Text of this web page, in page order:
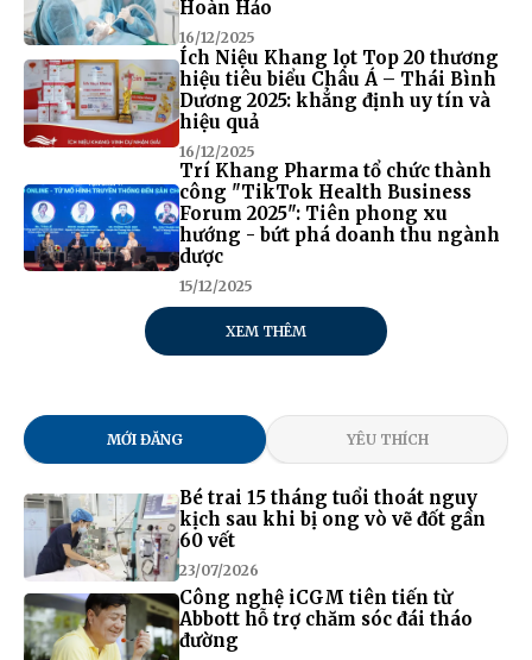
Hoàn Hảo
16/12/2025
Ích Niệu Khang lọt Top 20 thương
hiệu tiêu biểu Châu Á – Thái Bình
Dương 2025: khẳng định uy tín và
hiệu quả
16/12/2025
Trí Khang Pharma tổ chức thành
công "TikTok Health Business
Forum 2025": Tiên phong xu
hướng - bứt phá doanh thu ngành
dược
15/12/2025
XEM THÊM
MỚI ĐĂNG YÊU THÍCH
Bé trai 15 tháng tuổi thoát nguy
kịch sau khi bị ong vò vẽ đốt gần
60 vết
23/07/2026
Công nghệ iCGM tiên tiến từ
Abbott hỗ trợ chăm sóc đái tháo
đường